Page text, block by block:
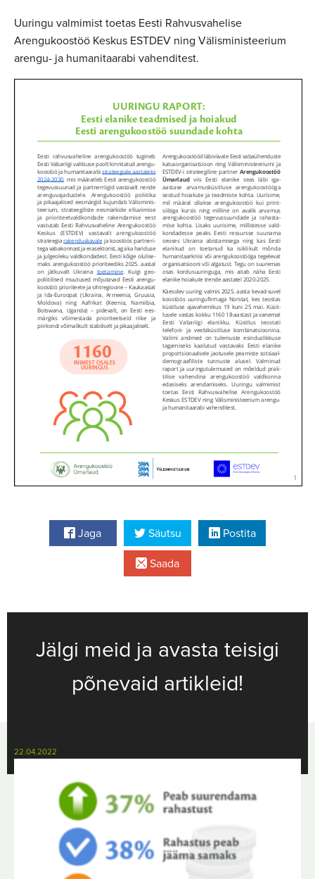
Uuringu valmimist toetas Eesti Rahvusvahelise
Arengukoostöö Keskus ESTDEV ning Välisministeerium
arengu- ja humanitaarabi vahenditest.
Jaga Säutsu Postita
Saada
Jälgi meid ja avasta teisigi
põnevaid artikleid!
22.04.2022